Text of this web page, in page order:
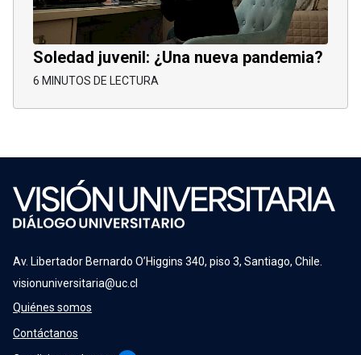
Soledad juvenil: ¿Una nueva pandemia?
6 MINUTOS DE LECTURA
Av. Libertador Bernardo O’Higgins 340, piso 3, Santiago, Chile.
visionuniversitaria@uc.cl
Quiénes somos
Contáctanos